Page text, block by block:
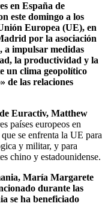
en España de
este domingo a los
Europea (UE), en
por la asociación
a impulsar medidas
la productividad y la
un clima geopolítico
de las relaciones
Euractiv, Matthew
países europeos en
se enfrenta la UE para
y militar, y para
chino y estadounidense.
María Margarete
durante las
se ha beneficiado